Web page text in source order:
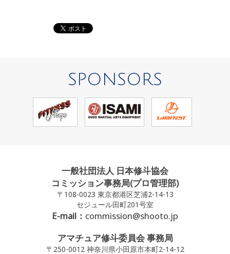
SPONSORS
一般社団法人 日本修斗協会
コミッション事務局(プロ管理部)
〒108-0023 東京都港区芝浦2-14-13
セジュール田町201号室
E-mail： commission@shooto.jp
アマチュア修斗委員会 事務局
〒250-0012 神奈川県小田原市本町2-14-12